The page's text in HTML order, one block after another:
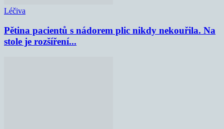
Léčiva
Pětina pacientů s nádorem plic nikdy nekouřila. Na
stole je rozšíření...